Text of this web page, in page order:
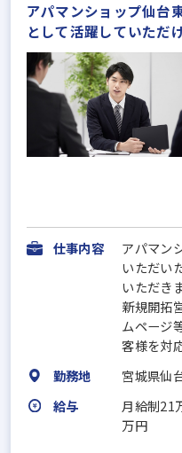
アパマンショップ仙台
として活躍していただ
仕事内容
アパマン
いただい
いただき
新規開拓
ムページ
客様を対
勤務地
宮城県仙
給与
月給制21
万円